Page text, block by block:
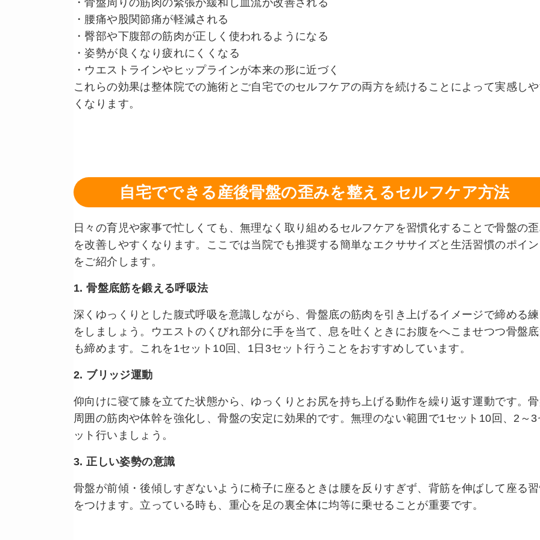
・骨盤周りの筋肉の緊張が緩和し血流が改善される
・腰痛や股関節痛が軽減される
・臀部や下腹部の筋肉が正しく使われるようになる
・姿勢が良くなり疲れにくくなる
・ウエストラインやヒップラインが本来の形に近づく
これらの効果は整体院での施術とご自宅でのセルフケアの両方を続けることによって実感し
くなります。
自宅でできる産後骨盤の歪みを整えるセルフケア方法
日々の育児や家事で忙しくても、無理なく取り組めるセルフケアを習慣化することで骨盤の
を改善しやすくなります。ここでは当院でも推奨する簡単なエクササイズと生活習慣のポイン
をご紹介します。
1. 骨盤底筋を鍛える呼吸法
深くゆっくりとした腹式呼吸を意識しながら、骨盤底の筋肉を引き上げるイメージで締める
をしましょう。ウエストのくびれ部分に手を当て、息を吐くときにお腹をへこませつつ骨盤
も締めます。これを1セット10回、1日3セット行うことをおすすめしています。
2. ブリッジ運動
仰向けに寝て膝を立てた状態から、ゆっくりとお尻を持ち上げる動作を繰り返す運動です。
周囲の筋肉や体幹を強化し、骨盤の安定に効果的です。無理のない範囲で1セット10回、2～3
ット行いましょう。
3. 正しい姿勢の意識
骨盤が前傾・後傾しすぎないように椅子に座るときは腰を反りすぎず、背筋を伸ばして座る
をつけます。立っている時も、重心を足の裏全体に均等に乗せることが重要です。